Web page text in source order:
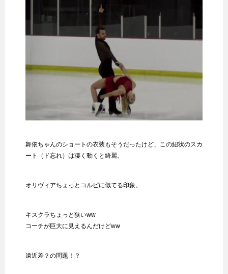
舞依ちゃんのショートの衣装もそうだったけど、この紐状のスカ
ート（ド忘れ）は凄く動くと綺麗。
オリヴィアちょっとコルピに似てる印象。
キスクラちょっと狭いww
コーチが巨大に見えるんだけどww
遠近差？の問題！？